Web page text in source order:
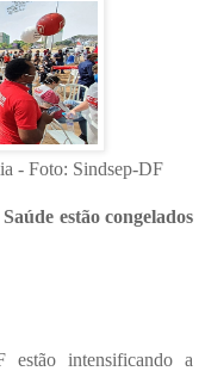
- Foto: Sindsep-DF
estão congelados
estão intensificando a